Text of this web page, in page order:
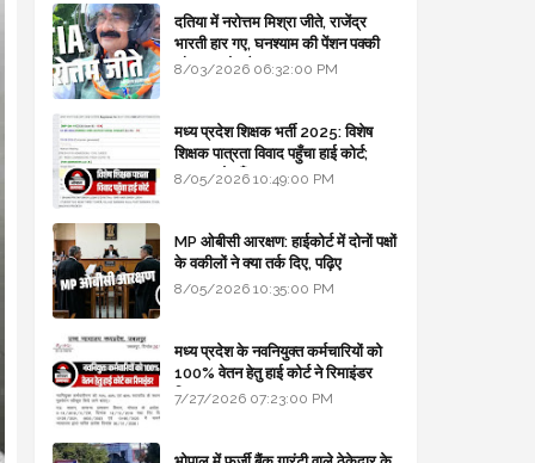
दतिया में नरोत्तम मिश्रा जीते, राजेंद्र
भारती हार गए, घनश्याम की पेंशन पक्की
और आशुतोष बैक टू...
8/03/2026 06:32:00 PM
मध्य प्रदेश शिक्षक भर्ती 2025: विशेष
शिक्षक पात्रता विवाद पहुँचा हाई कोर्ट;
सरकार से माँगा जवाब
8/05/2026 10:49:00 PM
MP ओबीसी आरक्षण: हाईकोर्ट में दोनों पक्षों
के वकीलों ने क्या तर्क दिए, पढ़िए
8/05/2026 10:35:00 PM
मध्य प्रदेश के नवनियुक्त कर्मचारियों को
100% वेतन हेतु हाई कोर्ट ने रिमाइंडर
लिखा
7/27/2026 07:23:00 PM